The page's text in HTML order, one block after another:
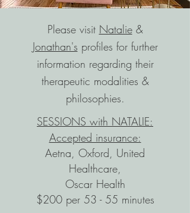
Please visit Natalie&
Jonathan's profiles for further
information regarding their
therapeutic modalities &
philosophies.
SESSIONS with NATALIE:
Accepted insurance:
Aetna, Oxford, United
Healthcare,
Oscar Health
$200 per 53 - 55 minutes